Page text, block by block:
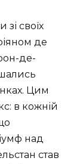
своїх
де
де-
Цим
в кожній
над
став